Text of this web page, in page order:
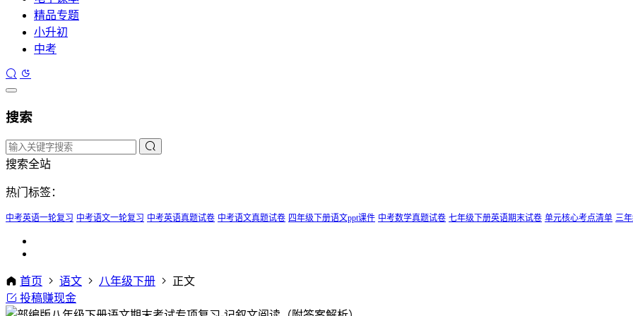
精品专题
小升初
中考
搜索
搜索全站
热门标签：
中考英语一轮复习 中考语文一轮复习 中考英语真题试卷 中考语文真题试卷 四年级下册语文ppt课件 中考数学真题试卷 七年级下册英语期末试卷 单元核心考点清单 三
首页 语文 八年级下册
正文
投稿赚现金